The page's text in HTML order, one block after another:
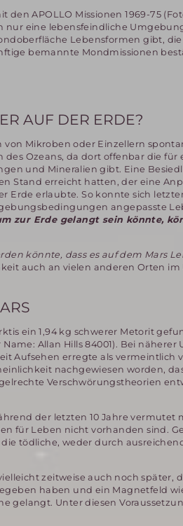
APOLLO Missionen 1969-75
eine lebensfeindliche
Lebensformen gibt,
bemannte Mondmissionen
AUF DER ERDE?
Mikroben oder Einzellern
Ozeans, da dort offenbar die für
und Mineralien gibt. Eine
Stand erreicht hatten, der eine
Erde erlaubte. So konnte sich
angepasste
zur Erde gelangt sein könnte,
könnte, dass es auf dem Mars
auch an vielen anderen Orten
ein 1,94 kg schwerer Metorit
Name: Allan Hills 84001). Bei
Aufsehen erregte als vermeintlich
nachgewiesen worden,
Verschwörungstheorien
der letzten 10 Jahre vermutet
für Leben nicht vorhanden sind.
tödliche, weder durch
zeitweise auch noch später,
haben und ein Magnetfeld
gelangt. Unter diesen